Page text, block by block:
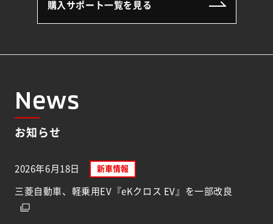
購入サポート一覧を見る
News
お知らせ
2026年6月18日 新車情報
三菱自動車、軽乗用EV『eKクロス EV』を一部改良